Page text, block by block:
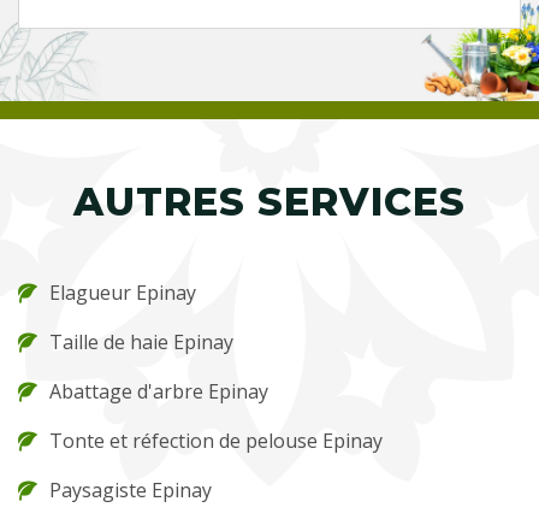
AUTRES SERVICES
Elagueur Epinay
Taille de haie Epinay
Abattage d'arbre Epinay
Tonte et réfection de pelouse Epinay
Paysagiste Epinay